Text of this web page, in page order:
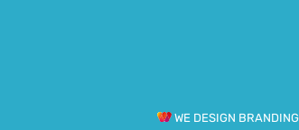
WE DESIGN BRANDING